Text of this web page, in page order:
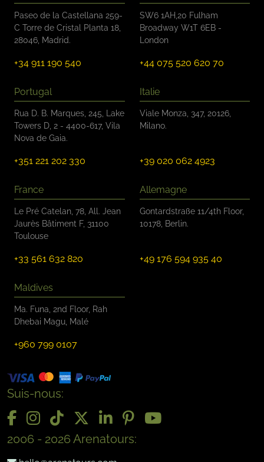
Paseo de la Castellana 259-
C Torre de Cristal Planta 18,
28046, Madrid.
+34 911 190 540
SW6 1AH,20 Fulham
Broadway W1T 6EB -
London
+44 075 520 620 70
Portugal
Rua D. B. Marques, 245, Lake
Towers D, 2 - 4400-617, Vila
Nova de Gaia.
+351 221 202 330
Italie
Viale Monza, 347, 20126,
Milano.
+39 020 062 4923
France
Le Pré Catelan, 78, All. Jean
Jaurès Bâtiment F, 31100
Toulouse
+33 561 632 820
Allemagne
Gontardstraße 11/4th Floor,
10178, Berlin.
+49 176 594 935 40
Maldives
Ma. Funa, 2nd Floor, Rah
Dhebai Magu, Malé
+960 799 0107
Suis-nous:
2006 - 2026 Arenatours: